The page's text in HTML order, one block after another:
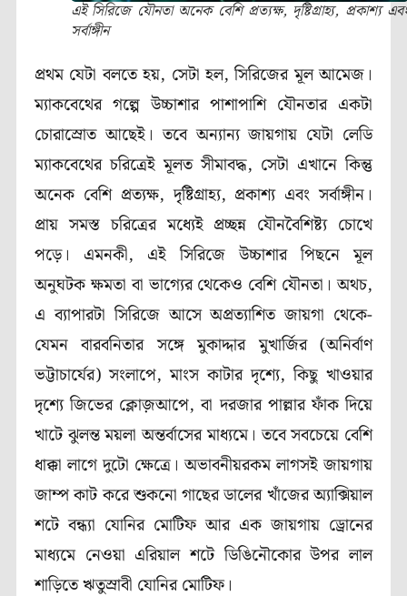
এই সিরিজে যৌনতা অনেক বেশি প্রত্যক্ষ, দৃষ্টিগ্রাহ্য, প্রকাশ্য
সর্বাঙ্গীন
প্রথম যেটা বলতে হয়, সেটা হল, সিরিজের মূল আমেজ।
ম্যাকবেথের গল্পে উচ্চাশার পাশাপাশি যৌনতার একটা
চোরাস্রোত আছেই। তবে অন্যান্য জায়গায় যেটা লেডি
ম্যাকবেথের চরিত্রেই মূলত সীমাবদ্ধ, সেটা এখানে কিন্তু
অনেক বেশি প্রত্যক্ষ, দৃষ্টিগ্রাহ্য, প্রকাশ্য এবং সর্বাঙ্গীন।
প্রায় সমস্ত চরিত্রের মধ্যেই প্রচ্ছন্ন যৌনবৈশিষ্ট্য চোখে
পড়ে। এমনকী, এই সিরিজে উচ্চাশার পিছনে মূল
অনুঘটক ক্ষমতা বা ভাগ্যের থেকেও বেশি যৌনতা। অথচ,
এ ব্যাপারটা সিরিজে আসে অপ্রত্যাশিত জায়গা থেকে-
যেমন বারবনিতার সঙ্গে মুকাদ্দার মুখার্জির (অনির্বাণ
ভট্টাচার্যের) সংলাপে, মাংস কাটার দৃশ্যে, কিছু খাওয়ার
দৃশ্যে জিভের ক্লোজ়আপে, বা দরজার পাল্লার ফাঁক দিয়ে
খাটে ঝুলন্ত ময়লা অন্তর্বাসের মাধ্যমে। তবে সবচেয়ে বেশি
ধাক্কা লাগে দুটো ক্ষেত্রে। অভাবনীয়রকম লাগসই জায়গায়
জাম্প কাট করে শুকনো গাছের ডালের খাঁজের অ্যাক্সিয়াল
শটে বন্ধ্যা যোনির মোটিফ আর এক জায়গায় ড্রোনের
মাধ্যমে নেওয়া এরিয়াল শটে ডিঙিনৌকোর উপর লাল
শাড়িতে ঋতুস্রাবী যোনির মোটিফ।